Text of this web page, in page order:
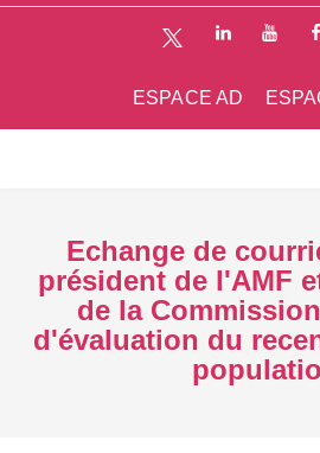
ESPACE AD
Echange de
président de l'AMF
de la
d'évaluation du